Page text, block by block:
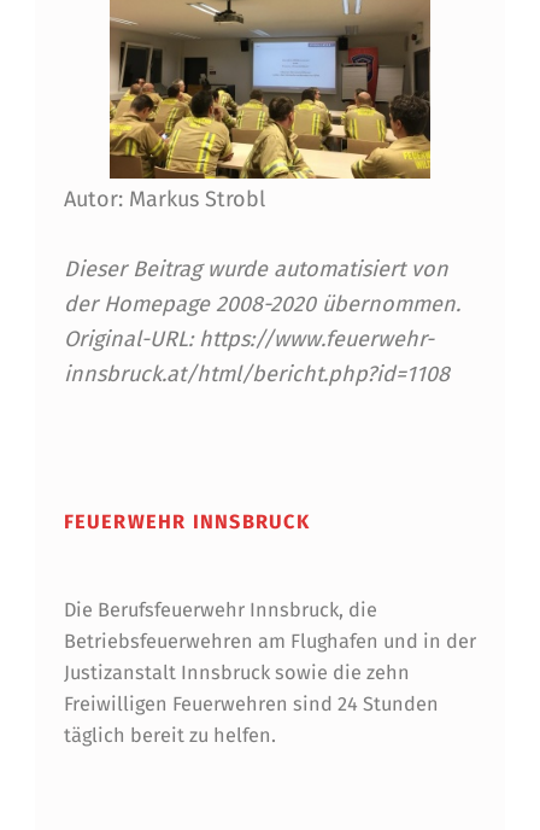
H
R
T
"
Autor: Markus Strobl
Dieser Beitrag wurde automatisiert von
der Homepage 2008-2020 übernommen.
Original-URL: https://www.feuerwehr-
innsbruck.at/html/bericht.php?id=1108
FEUERWEHR INNSBRUCK
Die Berufsfeuerwehr Innsbruck, die
Betriebsfeuerwehren am Flughafen und in der
Justizanstalt Innsbruck sowie die zehn
Freiwilligen Feuerwehren sind 24 Stunden
täglich bereit zu helfen.